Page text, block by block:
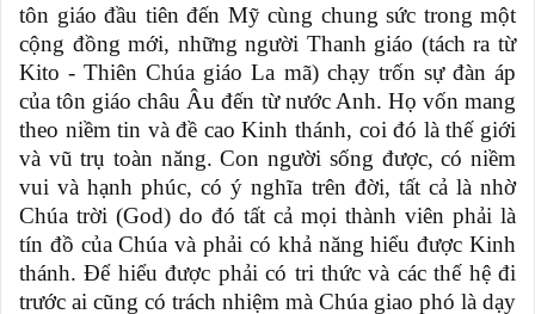
tôn giáo đầu tiên đến Mỹ cùng chung sức trong một
cộng đồng mới, những người Thanh giáo (tách ra từ
Kito - Thiên Chúa giáo La mã) chạy trốn sự đàn áp
của tôn giáo châu Âu đến từ nước Anh. Họ vốn mang
theo niềm tin và đề cao Kinh thánh, coi đó là thế giới
và vũ trụ toàn năng. Con người sống được, có niềm
vui và hạnh phúc, có ý nghĩa trên đời, tất cả là nhờ
Chúa trời (God) do đó tất cả mọi thành viên phải là
tín đồ của Chúa và phải có khả năng hiểu được Kinh
thánh. Để hiểu được phải có tri thức và các thế hệ đi
trước ai cũng có trách nhiệm mà Chúa giao phó là dạy